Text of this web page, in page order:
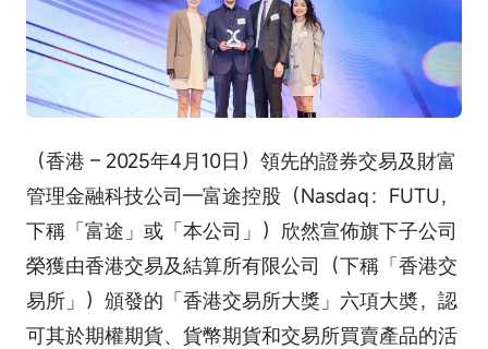
（香港 – 2025年4月10日）領先的證券交易及財富
管理金融科技公司—富途控股（Nasdaq：FUTU，
下稱「富途」或「本公司」）欣然宣佈旗下子公司
榮獲由香港交易及結算所有限公司（下稱「香港交
易所」）頒發的「香港交易所大獎」六項大奬，認
可其於期權期貨、貨幣期貨和交易所買賣產品的活